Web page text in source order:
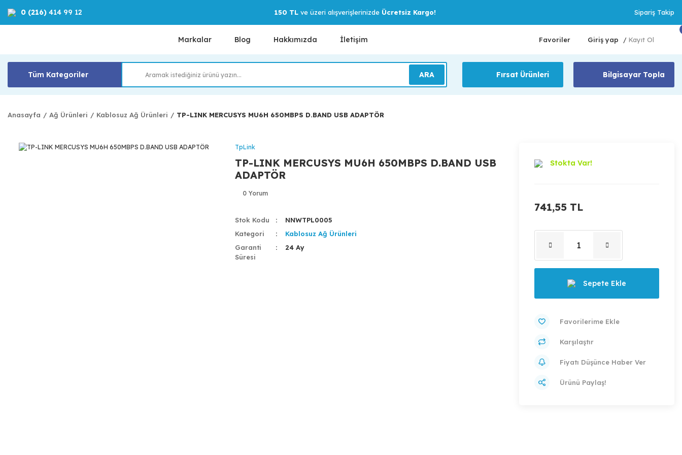
0 (216) 414 99 12 150 TLve üzeri alışverişlerinizde Ücretsiz Kargo! Sipariş Takip
Markalar Blog Hakkımızda İletişim Favoriler Giriş yap / Kayıt Ol
Tüm Kategoriler ARA Fırsat Ürünleri Bilgisayar Topla
Anasayfa Ağ Ürünleri Kablosuz Ağ Ürünleri TP-LINK MERCUSYS MU6H 650MBPS D.BAND USB ADAPTÖR
TpLink
TP-LINK MERCUSYS MU6H 650MBPS D.BAND USB
ADAPTÖR
0 Yorum
Stok Kodu
NNWTPL0005
Kategori
Kablosuz Ağ Ürünleri
Garanti
Süresi
24 Ay
Stokta Var!
741,55 TL
Sepete Ekle
Karşılaştır
Fiyatı Düşünce Haber Ver
Ürünü Paylaş!